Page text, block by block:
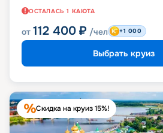
ОСТАЛАСЬ 1 КАЮТА
от 112 400 ₽ /чел +1 000
Выбрать круиз
Скидка на круиз 15%!